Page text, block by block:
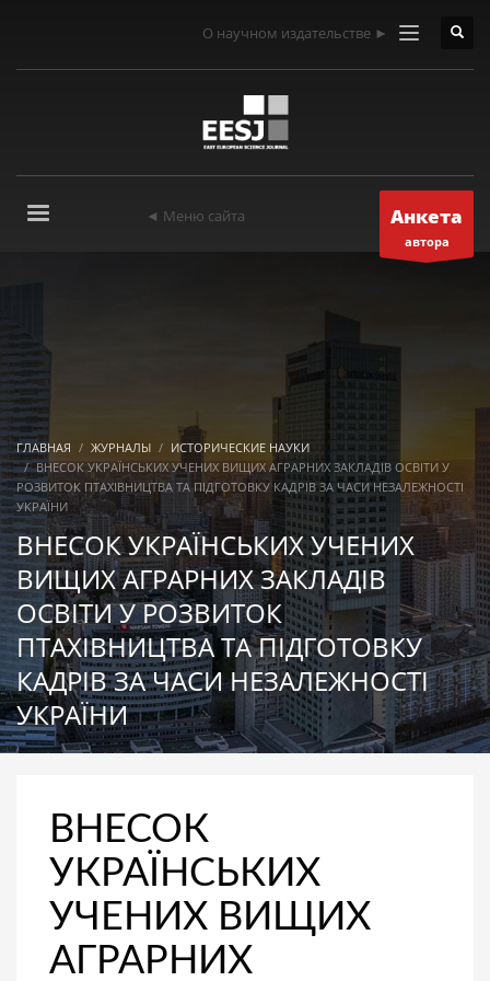
О научном издательстве ►
◄ Меню сайта Анкета
автора
ГЛАВНАЯ ЖУРНАЛЫ
ИСТОРИЧЕСКИЕ НАУКИ
ВНЕСОК УКРАЇНСЬКИХ УЧЕНИХ ВИЩИХ АГРАРНИХ ЗАКЛАДІВ ОСВІТИ У
РОЗВИТОК ПТАХІВНИЦТВА ТА ПІДГОТОВКУ КАДРІВ ЗА ЧАСИ НЕЗАЛЕЖНОСТІ
УКРАЇНИ
ВНЕСОК УКРАЇНСЬКИХ УЧЕНИХ
ВИЩИХ АГРАРНИХ ЗАКЛАДІВ
ОСВІТИ У РОЗВИТОК
ПТАХІВНИЦТВА ТА ПІДГОТОВКУ
КАДРІВ ЗА ЧАСИ НЕЗАЛЕЖНОСТІ
УКРАЇНИ
ВНЕСОК
УКРАЇНСЬКИХ
УЧЕНИХ ВИЩИХ
АГРАРНИХ